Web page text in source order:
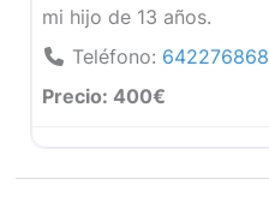
mi hijo de 13 años.
Teléfono: 642276868
Precio: 400€